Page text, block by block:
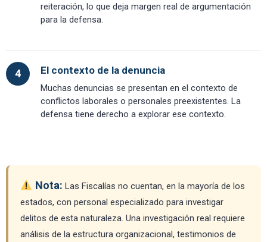
reiteración, lo que deja margen real de argumentación
para la defensa.
4 El contexto de la denuncia
Muchas denuncias se presentan en el contexto de
conflictos laborales o personales preexistentes. La
defensa tiene derecho a explorar ese contexto.
Nota: Las Fiscalías no cuentan, en la mayoría de los
estados, con personal especializado para investigar
delitos de esta naturaleza. Una investigación real requiere
análisis de la estructura organizacional, testimonios de